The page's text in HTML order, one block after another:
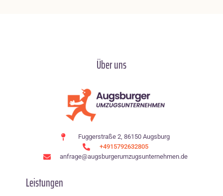
Über uns
Fuggerstraße 2, 86150 Augsburg
+4915792632805
anfrage@augsburgerumzugsunternehmen.de
Leistungen